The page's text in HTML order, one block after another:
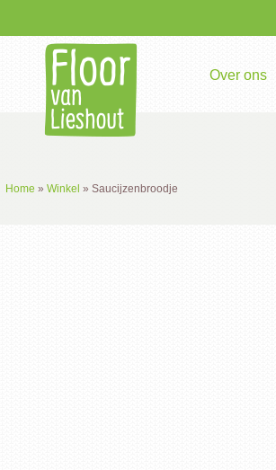
Over ons
Home » Winkel » Saucijzenbroodje